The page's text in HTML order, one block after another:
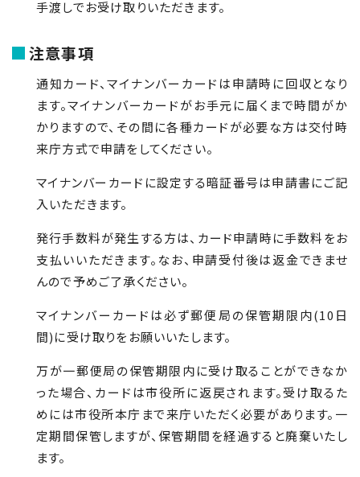
手渡しでお受け取りいただきます。
注意事項
通知カード、マイナンバーカードは申請時に回収となり
ます。マイナンバーカードがお手元に届くまで時間がか
かりますので、その間に各種カードが必要な方は交付時
来庁方式で申請をしてください。
マイナンバーカードに設定する暗証番号は申請書にご記
入いただきます。
発行手数料が発生する方は、カード申請時に手数料をお
支払いいただきます。なお、申請受付後は返金できませ
んので予めご了承ください。
マイナンバーカードは必ず郵便局の保管期限内(10 日
間)に受け取りをお願いいたします。
万が一郵便局の保管期限内に受け取ることができなか
った場合、カードは市役所に返戻されます。受け取るた
めには市役所本庁まで来庁いただく必要があります。一
定期間保管しますが、保管期間を経過すると廃棄いたし
ます。